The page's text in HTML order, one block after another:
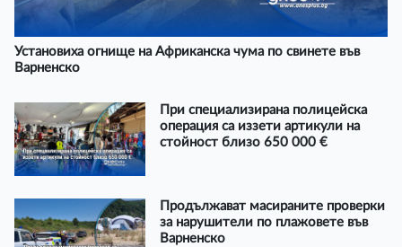
Установиха огнище на Африканска чума по свинете във
Варненско
При специализирана полицейска
операция са иззети артикули на
стойност близо 650 000 €
Продължават масираните проверки
за нарушители по плажовете във
Варненско